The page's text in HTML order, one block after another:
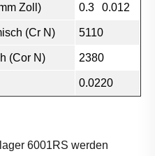
Zoll) 0.3 0.012
(Cr N) 5110
(Cor N) 2380
0.0220
6001RS werden